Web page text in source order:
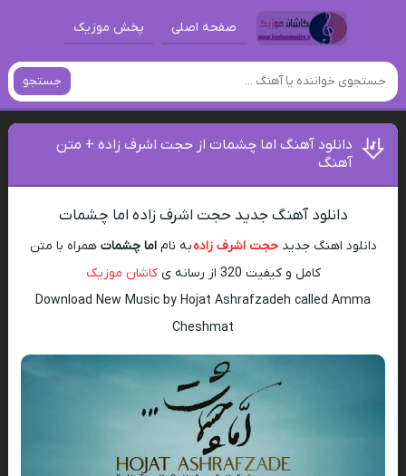
صفحه اصلی پخش موزیک
جستجو
دانلود آهنگ اما چشمات از حجت اشرف زاده + متن
آهنگ
دانلود آهنگ جدید حجت اشرف زاده اما چشمات
دانلود اهنگ جدیدحجت اشرف زادهبه ناماما چشمات همراه با متن
کامل و کیفیت 320 از رسانه ی
کاشان موزیک
Download New Music by Hojat Ashrafzadeh called Amma
Cheshmat